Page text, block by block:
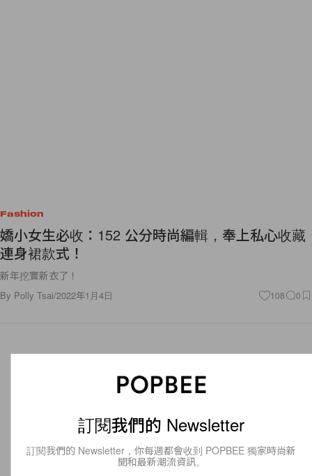
Fashion
嬌小女生必收：152 公分時尚編輯，奉上私心收藏
連身裙款式！
新年挖寶新衣了！
By Polly Tsai/2022年1月4日 108 0
訂閱我們的 Newsletter
訂閱我們的 Newsletter，你每週都會收到 POPBEE 獨家時尚新
聞和最新潮流資訊。